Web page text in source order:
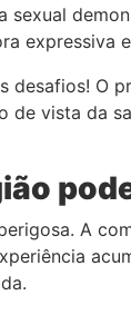
sexual
expressiva
desafios! O
de vista da
A